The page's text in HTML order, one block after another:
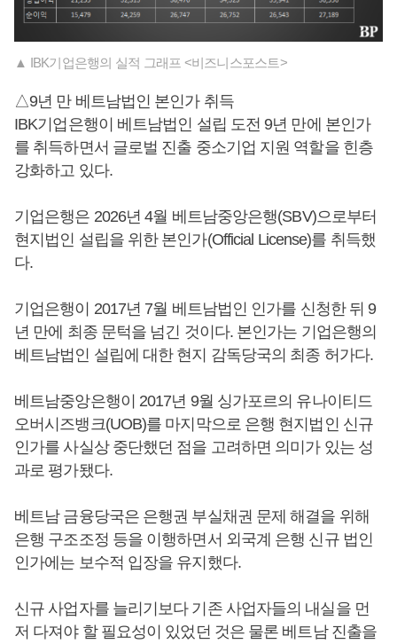
▲ IBK기업은행의 실적 그래프 <비즈니스포스트>
△9년 만 베트남법인 본인가 취득
IBK기업은행이 베트남법인 설립 도전 9년 만에 본인가
를 취득하면서 글로벌 진출 중소기업 지원 역할을 힌층
강화하고 있다.
기업은행은 2026년 4월 베트남중앙은행(SBV)으로부터
현지법인 설립을 위한 본인가(Official License)를 취득했
다.
기업은행이 2017년 7월 베트남법인 인가를 신청한 뒤 9
년 만에 최종 문턱을 넘긴 것이다. 본인가는 기업은행의
베트남법인 설립에 대한 현지 감독당국의 최종 허가다.
베트남중앙은행이 2017년 9월 싱가포르의 유나이티드
오버시즈뱅크(UOB)를 마지막으로 은행 현지법인 신규
인가를 사실상 중단했던 점을 고려하면 의미가 있는 성
과로 평가됐다.
베트남 금융당국은 은행권 부실채권 문제 해결을 위해
은행 구조조정 등을 이행하면서 외국계 은행 신규 법인
인가에는 보수적 입장을 유지했다.
신규 사업자를 늘리기보다 기존 사업자들의 내실을 먼
저 다져야 할 필요성이 있었던 것은 물론 베트남 진출을